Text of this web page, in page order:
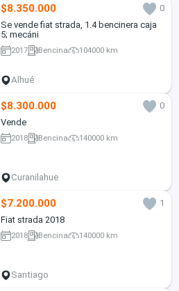
$8.350.000
0
Se vende fiat strada, 1.4 bencinera caja
5; mecáni
2017 Bencina 104000 km
Alhué
$8.300.000
0
Vende
2018 Bencina 140000 km
Curanilahue
$7.200.000
1
Fiat strada 2018
2018 Bencina 140000 km
Santiago